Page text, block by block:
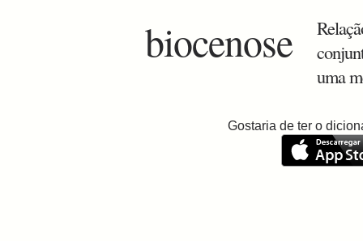
biocenose
uma
Gostaria de ter o